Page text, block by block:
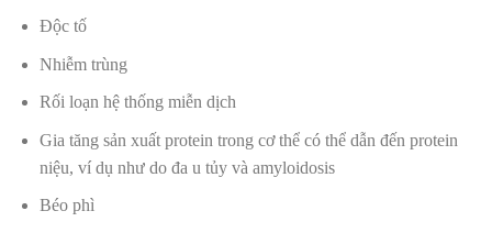
Độc tố
Nhiễm trùng
Rối loạn hệ thống miễn dịch
Gia tăng sản xuất protein trong cơ thể có thể dẫn đến protein
niệu, ví dụ như do đa u tủy và amyloidosis
Béo phì